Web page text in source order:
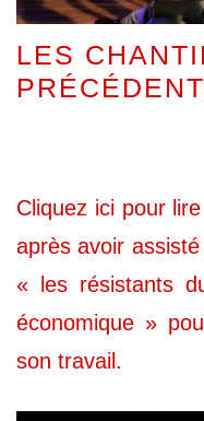
LES
Cliquez ici pour
après avoir
« les résistants
économique »
son travail.